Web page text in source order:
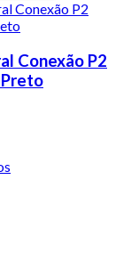
Conexão P2